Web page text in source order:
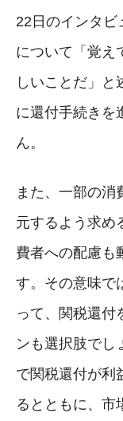
22日のインタビ
について「覚え
しいことだ」と
に還付手続きを
ん。
また、一部の消
元するよう求め
費者への配慮も
す。その意味で
って、関税還付
ンも選択肢でし
で関税還付が利
るとともに、市